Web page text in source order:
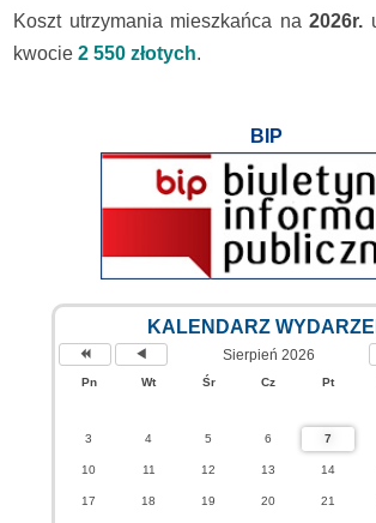
Koszt utrzymania mieszkańca na2026r.
kwocie2 550 złotych.
BIP
KALENDARZ
Sierpień 2026
Pn Wt Śr Cz Pt
3 4 5 6 7
10 11 12 13 14
17 18 19 20 21